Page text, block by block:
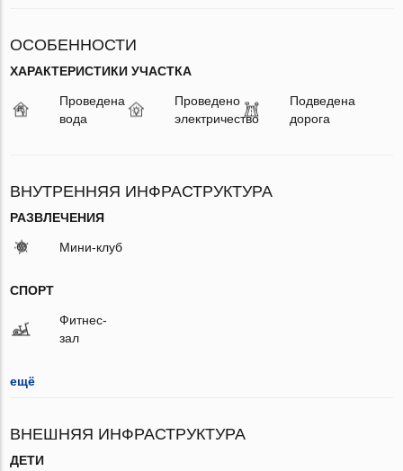
ОСОБЕННОСТИ
ХАРАКТЕРИСТИКИ УЧАСТКА
Проведена
вода
Проведено
электричество
Подведена
дорога
ВНУТРЕННЯЯ ИНФРАСТРУКТУРА
РАЗВЛЕЧЕНИЯ
Мини-клуб
СПОРТ
Фитнес-
зал
ещё
ВНЕШНЯЯ ИНФРАСТРУКТУРА
ДЕТИ